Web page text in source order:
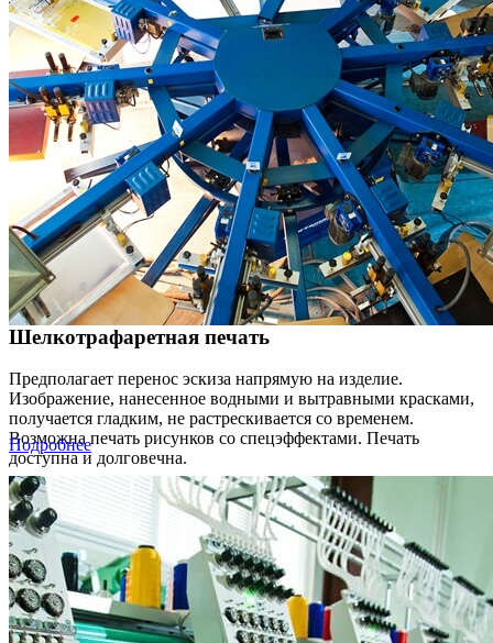
Шелкотрафаретная печать
Предполагает перенос эскиза напрямую на изделие.
Изображение, нанесенное водными и вытравными красками,
получается гладким, не растрескивается со временем.
Возможна печать рисунков со спецэффектами. Печать
доступна и долговечна.
Подробнее